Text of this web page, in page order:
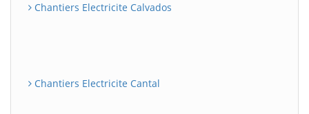
Chantiers Electricite Calvados
Chantiers Electricite Cantal